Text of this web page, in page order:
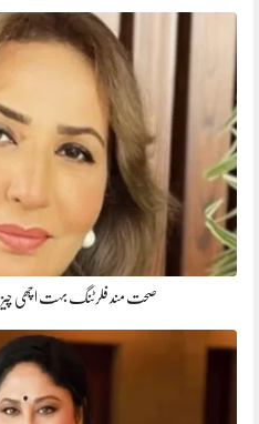
صحت مند فلرٹنگ بہت اچھی